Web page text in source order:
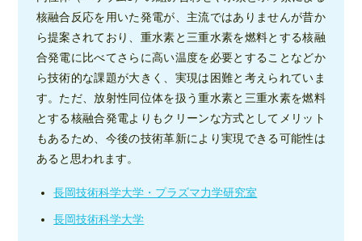
核融合反応を用いた発電が、主流ではありませんが昔か
ら提案されており、重水素と三重水素を燃料とする核融
合発電に比べてさらに高い温度を必要とすることなどか
ら技術的な課題が大きく、実現は困難と考えられていま
す。ただ、放射性同位体を扱う重水素と三重水素を燃料
とする核融合発電よりもクリーンな方式としてメリット
もあるため、今後の技術革新により実現できる可能性は
あると思われます。
長岡技術科学大学・プラズマ力学研究室
長岡技術科学大学